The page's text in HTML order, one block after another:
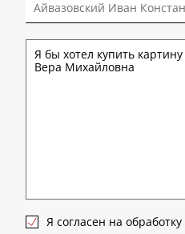
Я согласен на обработку